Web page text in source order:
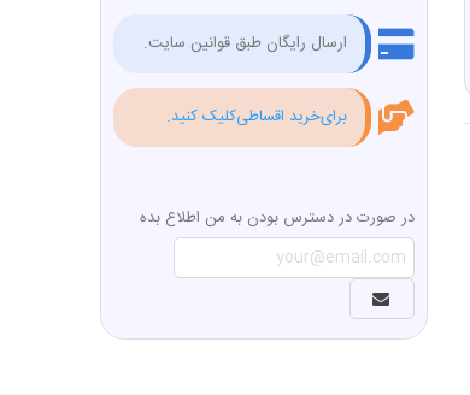
ارسال رایگان طبق قوانین سایت.
برای‌خرید اقساطی‌کلیک کنید.
در صورت در دسترس بودن به من اطلاع بده